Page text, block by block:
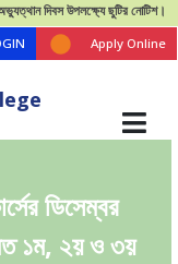
দিবস উপলক্ষ্যে ছুটির নোটিশ।
Apply Online
ডিসেম্বর
১ম, ২য় ও ৩য়